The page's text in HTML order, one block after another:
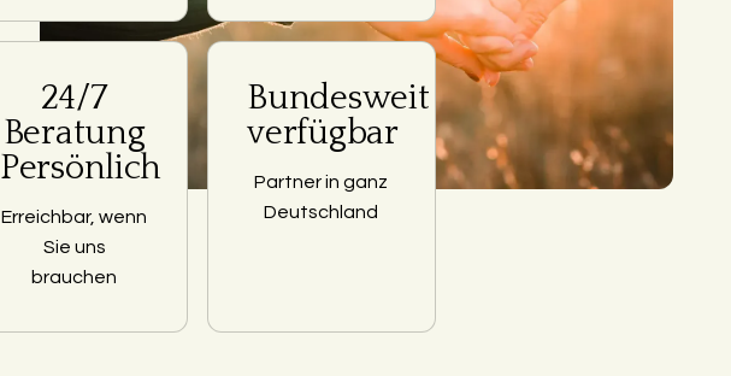
24/7
Beratung
Persönlich
Erreichbar, wenn
Sie uns
brauchen
Bundesweit
verfügbar
Partner in ganz
Deutschland